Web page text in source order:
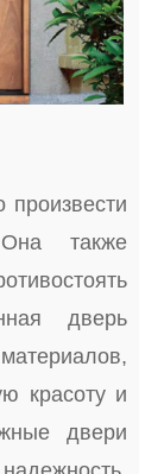
Она также
дверь
красоту и
двери